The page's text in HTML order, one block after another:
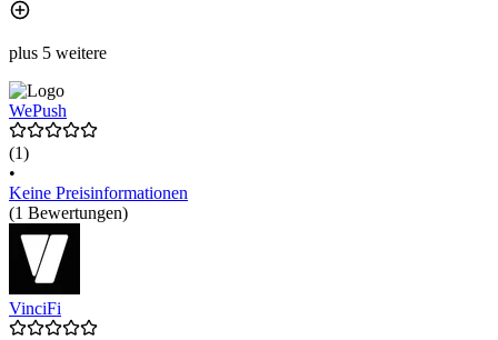
plus 5 weitere
WePush
(1)
•
Keine Preisinformationen
(1 Bewertungen)
VinciFi